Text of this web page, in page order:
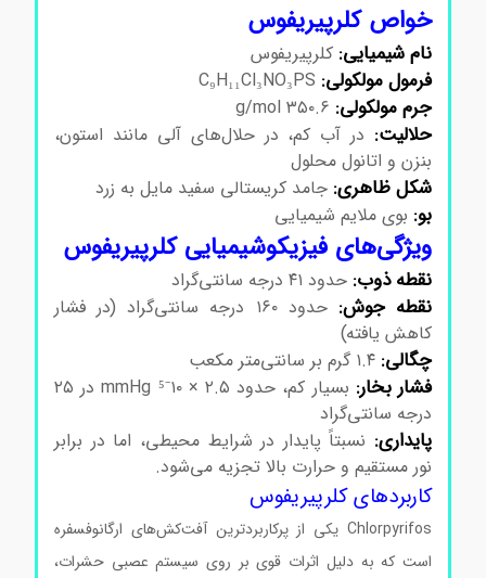
خواص کلرپیریفوس
نام شیمیایی:کلرپیریفوس
فرمول مولکولی:C₉H₁₁Cl₃NO₃PS
جرم مولکولی:۳۵۰.۶ g/mol
حلالیت:در آب کم، در حلال‌های آلی مانند استون،
بنزن و اتانول محلول
شکل ظاهری:جامد کریستالی سفید مایل به زرد
بوی ملایم شیمیایی
ویژگی‌های فیزیکوشیمیایی کلرپیریفوس
نقطه ذوب:حدود ۴۱ درجه سانتی‌گراد
نقطه جوش:
حدود ۱۶۰ درجه سانتی‌گراد (در فشار
کاهش یافته)
چگالی:۱.۴ گرم بر سانتی‌متر مکعب
فشار بخار:
بسیار کم، حدود ۲.۵ × ۱۰⁻⁵ mmHg در ۲۵
درجه سانتی‌گراد
پایداری:نسبتاً پایدار در شرایط محیطی، اما در برابر
نور مستقیم و حرارت بالا تجزیه می‌شود.
کاربردهای کلرپیریفوس
Chlorpyrifos یکی از پرکاربردترین آفت‌کش‌های ارگانوفسفره
است که به دلیل اثرات قوی بر روی سیستم عصبی حشرات،